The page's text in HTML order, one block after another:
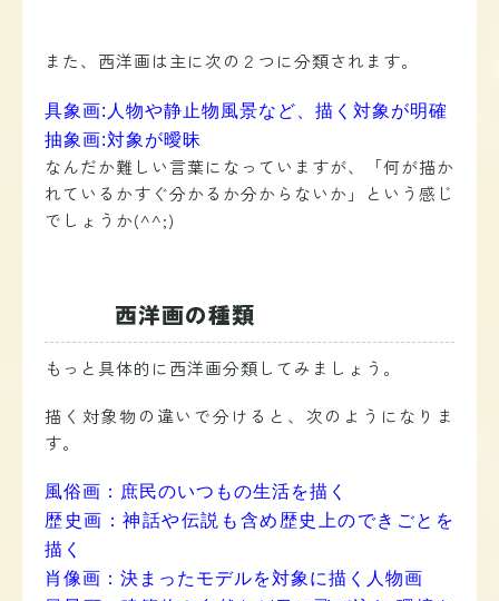
また、西洋画は主に次の２つに分類されます。
具象画:人物や静止物風景など、描く対象が明確
抽象画:対象が曖昧
なんだか難しい言葉になっていますが、「何が描か
れているかすぐ分かるか分からないか」という感じ
でしょうか(^^;)
西洋画の種類
もっと具体的に西洋画分類してみましょう。
描く対象物の違いで分けると、次のようになりま
す。
風俗画：庶民のいつもの生活を描く
歴史画：神話や伝説も含め歴史上のできごとを
描く
肖像画：決まったモデルを対象に描く人物画